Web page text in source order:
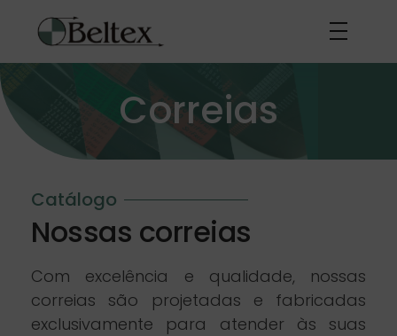
Correias
Catálogo
Nossas correias
Com excelência e qualidade, nossas
correias são projetadas e fabricadas
exclusivamente para atender às suas